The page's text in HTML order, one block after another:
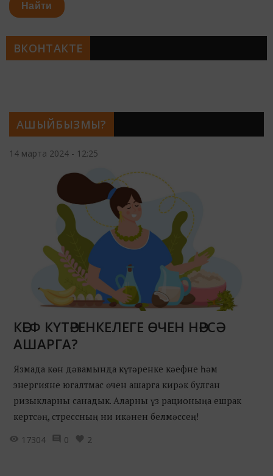
АШЫЙБЫЗМЫ?
14 марта 2024 - 12:25
КӘЕФ КҮТӘРЕНКЕЛЕГЕ ӨЧЕН НӘРСӘ
АШАРГА?
Язмада көн дәвамында күтәренке кәефне һәм
энергияне югалтмас өчен ашарга кирәк булган
ризыкларны санадык. Аларны үз рационыңа ешрак
кертсәң, стрессның ни икәнен белмәссең!
17304
0 2
Найти
ВКОНТАКТЕ